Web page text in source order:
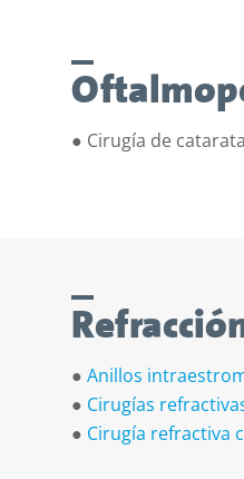
● Cirugía de
● Anillos
● Cirugías
● Cirugía refractiva